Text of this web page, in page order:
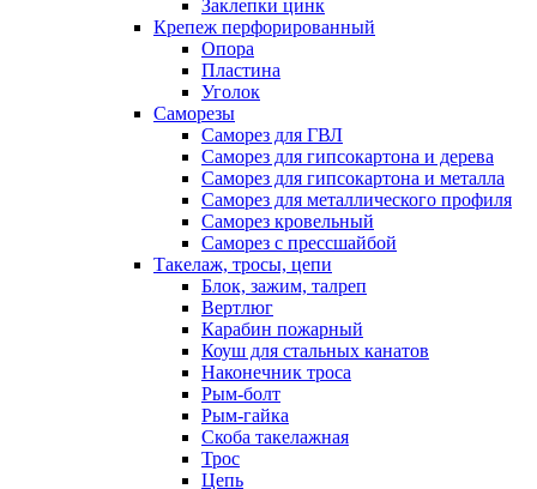
Заклепки цинк
Крепеж перфорированный
Опора
Пластина
Уголок
Саморезы
Саморез для ГВЛ
Саморез для гипсокартона и дерева
Саморез для гипсокартона и металла
Саморез для металлического профиля
Саморез кровельный
Саморез с прессшайбой
Такелаж, тросы, цепи
Блок, зажим, талреп
Вертлюг
Карабин пожарный
Коуш для стальных канатов
Наконечник троса
Рым-болт
Рым-гайка
Скоба такелажная
Трос
Цепь